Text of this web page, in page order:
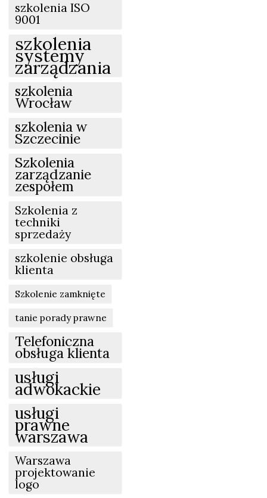
szkolenia ISO
9001
szkolenia
systemy
zarządzania
szkolenia
Wrocław
szkolenia w
Szczecinie
Szkolenia
zarządzanie
zespołem
Szkolenia z
techniki
sprzedaży
szkolenie obsługa
klienta
Szkolenie zamknięte
tanie porady prawne
Telefoniczna
obsługa klienta
usługi
adwokackie
usługi
prawne
warszawa
Warszawa
projektowanie
logo